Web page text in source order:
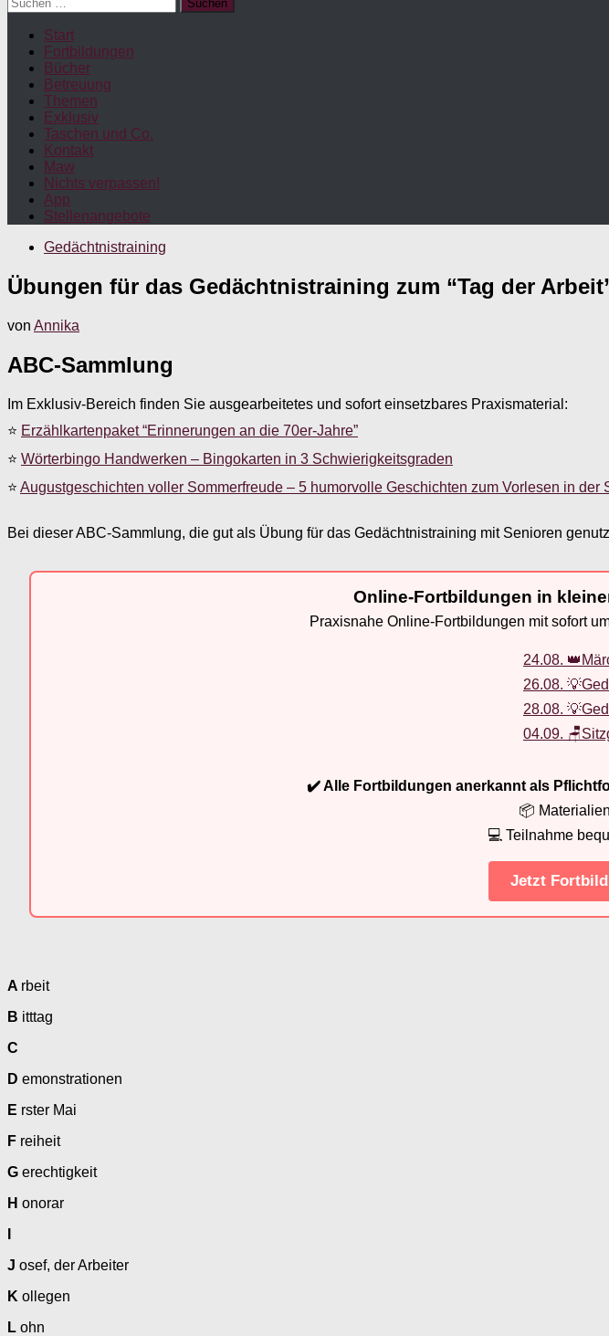
nach:
Start
Fortbildungen
Bücher
Betreuung
Themen
Exklusiv
Taschen und Co.
Kontakt
Maw
Nichts verpassen!
App
Stellenangebote
Gedächtnistraining
Übungen für das Gedächtnistraining zum “Tag der
von Annika
ABC-Sammlung
Im Exklusiv-Bereich finden Sie ausgearbeitetes und sofort einsetzbares Praxismaterial:
⭐ Erzählkartenpaket “Erinnerungen an die 70er-Jahre”
⭐ Wörterbingo Handwerken – Bingokarten in 3 Schwierigkeitsgraden
⭐ Augustgeschichten voller Sommerfreude – 5 humorvolle Geschichten zum Vorlesen in der
Bei dieser ABC-Sammlung, die gut als Übung für das Gedächtnistraining mit Senioren
Online-Fortbildungen in
Praxisnahe Online-Fortbildungen mit sofort
24.08.
26.08.
28.08.
04.09.
✔️ Alle Fortbildungen anerkannt als
📦
💻 Teilnahme
Jetzt
A rbeit
B itttag
C
D emonstrationen
E rster Mai
F reiheit
G erechtigkeit
H onorar
J osef, der Arbeiter
K ollegen
L ohn